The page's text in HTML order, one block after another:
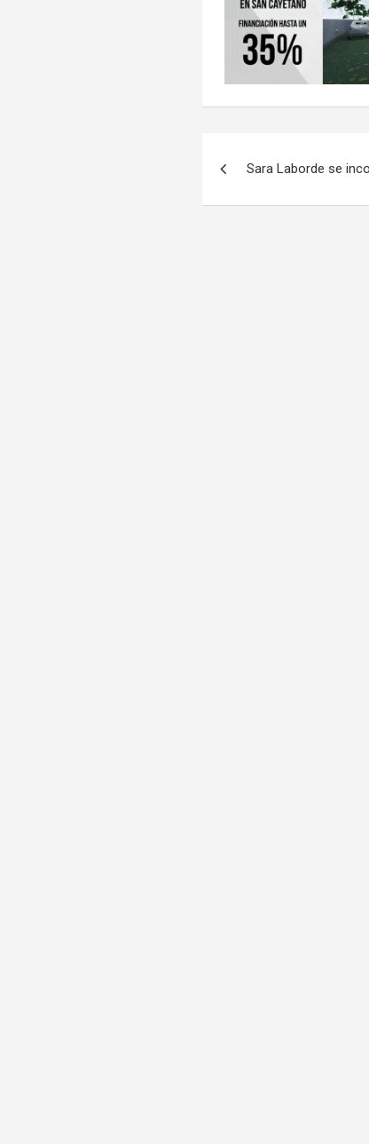
Sara Laborde se